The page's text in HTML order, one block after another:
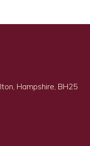
Hampshire, BH25